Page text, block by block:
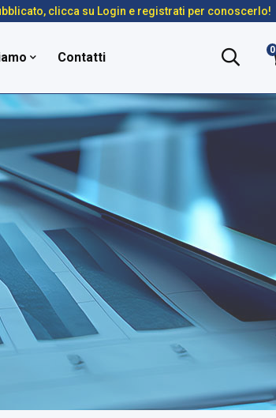
clicca su Login e registrati per conoscerlo!
Contatti 0